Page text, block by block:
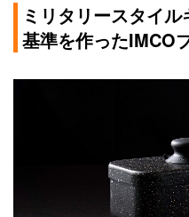
ミリタリースタイ
基準を作ったIMCO